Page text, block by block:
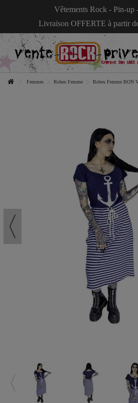
Vêtements Rock - Pin-up
Livraison OFFERTE à partir
Femmes Robes Femme Robes Femme BON